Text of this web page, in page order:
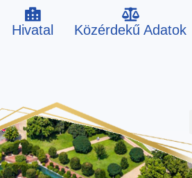
Hivatal Közérdekű Adatok